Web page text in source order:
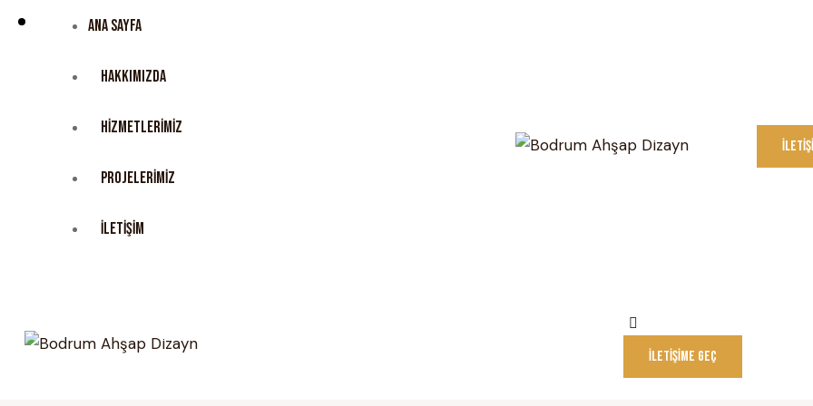
ANA SAYFA
HAKKIMIZDA
HIZMETLERIMIZ
PROJELERIMIZ
İLETIŞIM
İLETIŞIME GEÇ